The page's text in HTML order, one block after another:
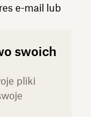
e-mail lub
swoich
pliki